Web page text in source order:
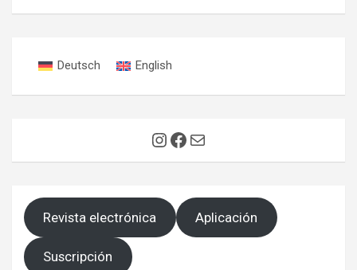
Deutsch English
Instagram
Facebook
Correo electrónico
Revista electrónica Aplicación
Suscripción